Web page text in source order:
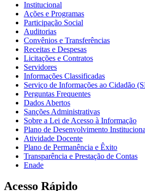
Institucional
Ações e Programas
Participação Social
Auditorias
Convênios e Transferências
Receitas e Despesas
Licitações e Contratos
Servidores
Informações Classificadas
Serviço de Informações ao Cidadão
Perguntas Frequentes
Dados Abertos
Sanções Administrativas
Sobre a Lei de Acesso à Informação
Plano de Desenvolvimento
Atividade Docente
Plano de Permanência e Êxito
Transparência e Prestação de Contas
Enade
Acesso Rápido